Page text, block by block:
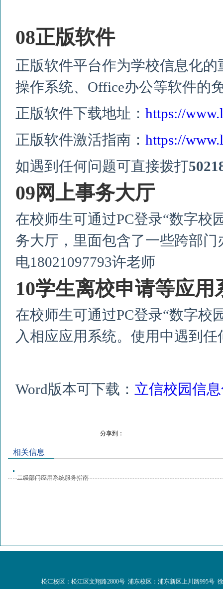
08正版软件
正版软件平台作为学校信息化
操作系统、 Office办公等软件的
正版软件下载地址： https://
正版软件激活指南： https://
如遇到任何问题可直接拨打
09 网上事务大厅
在校师生可通过PC登录“数字校
务大厅，里面包含了一些跨部
电18021097793许老师
10学生离校申请等应用
在校师生可通过PC登录“数字校
入相应应用系统。使用中遇到
Word版本可下载： 立信校园信
分享到：
相关信息
二级部门应用系统服务指南
松江校区：松江区文翔路2800号 浦东校区：浦东新区上川路995号